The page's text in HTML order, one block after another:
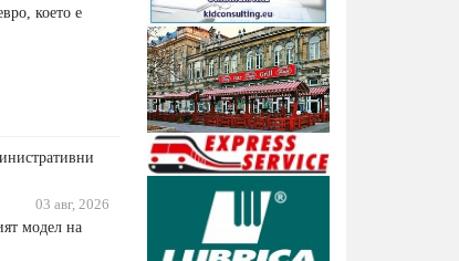
което е
03 авг, 2026
модел на